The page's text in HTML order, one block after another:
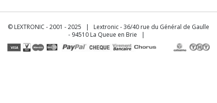
© LEXTRONIC - 2001 - 2025 | Lextronic - 36/40 rue du Général de Gaulle
- 94510 La Queue en Brie |